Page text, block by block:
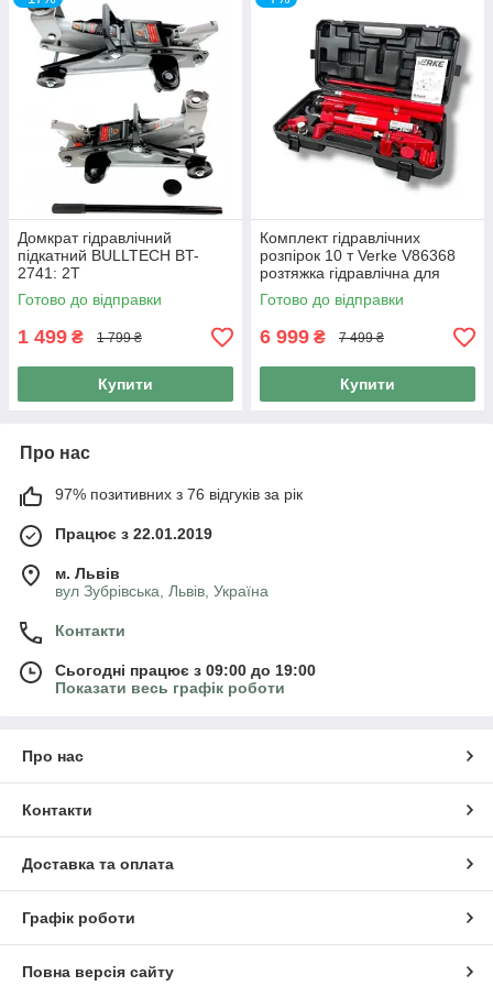
Домкрат гідравлічний
підкатний BULLTECH BT-
2741: 2Т
Готово до відправки
1 499 ₴ 1 799 ₴
Купити
Комплект гідравлічних
розпірок 10 т Verke V86368
розтяжка гідравлічна для
кузовних робіт
Готово до відправки
6 999 ₴ 7 499 ₴
Купити
Про нас
97% позитивних з 76 відгуків за рік
Працює з 22.01.2019
м. Львів
вул Зубрівська, Львів, Україна
Контакти
Сьогодні працює з 09:00 до 19:00
Показати весь графік роботи
Про нас
Контакти
Доставка та оплата
Графік роботи
Повна версія сайту